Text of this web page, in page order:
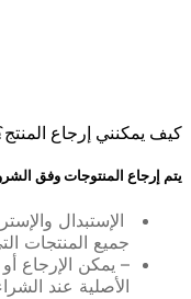
كيف يمكنني إرجاع
يتم إرجاع المنتوجات وفق
الإستبدال
جميع المنتجات
– يمكن الإرجاع
الأصلية عند